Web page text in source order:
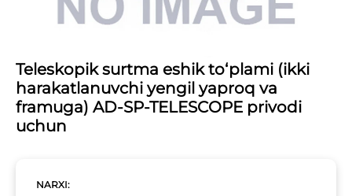
Teleskopik surtma eshik to‘plami (ikki
harakatlanuvchi yengil yaproq va
framuga) AD-SP-TELESCOPE privodi
uchun
NARXI: